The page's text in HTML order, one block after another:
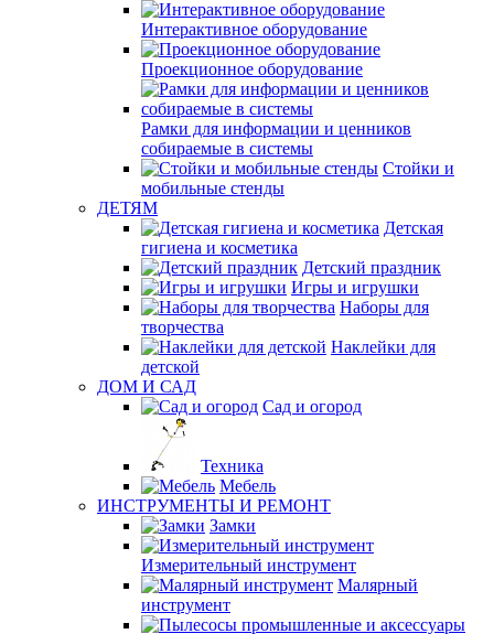
Интерактивное оборудование
Проекционное оборудование
Рамки для информации и ценников
собираемые в системы
Стойки и
мобильные стенды
ДЕТЯМ
Детская
гигиена и косметика
Детский праздник
Игры и игрушки
Наборы для
творчества
Наклейки для
детской
ДОМ И САД
Сад и огород
Техника
Мебель
ИНСТРУМЕНТЫ И РЕМОНТ
Замки
Измерительный инструмент
Малярный
инструмент